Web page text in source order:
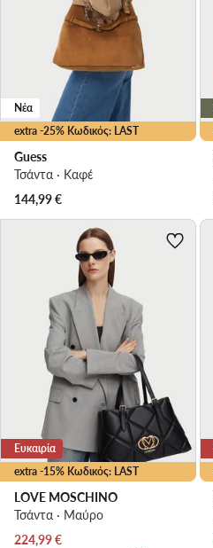
extra -25% Κωδικός: LAST
Νέα
Guess
Τσάντα · Καφέ
144,99€
extra -15% Κωδικός: LAST
Ευκαιρία
LOVE MOSCHINO
Τσάντα · Μαύρο
Τρέχουσα τιμή
224,99€